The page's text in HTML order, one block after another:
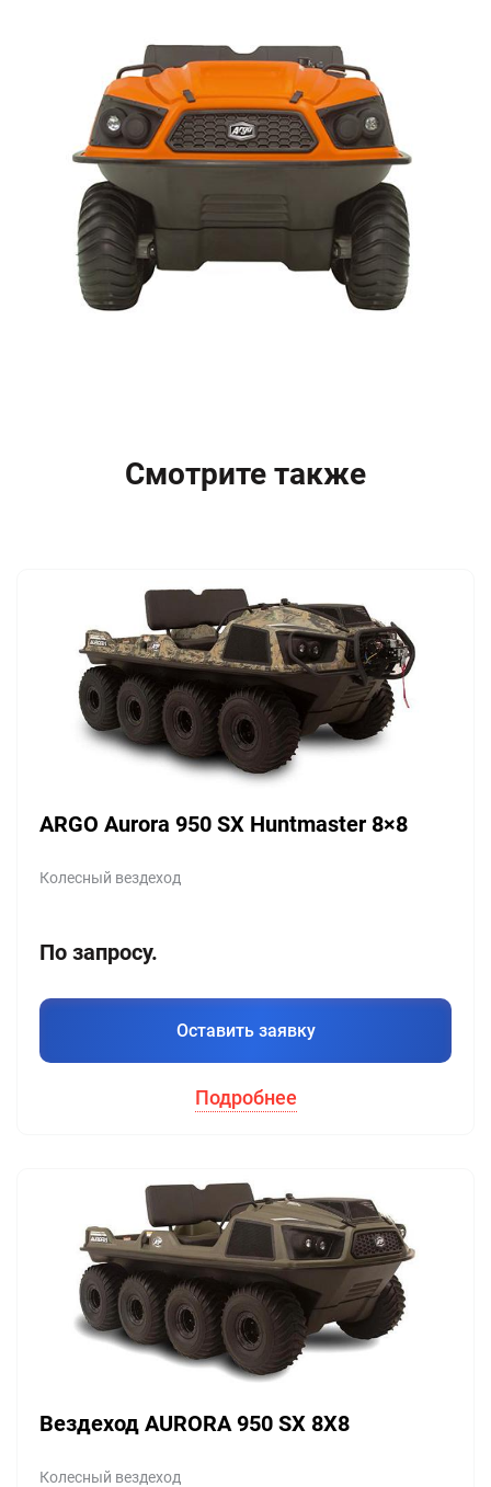
Смотрите также
ARGO Aurora 950 SX Huntmaster 8×8
Колесный вездеход
По запросу.
Оставить заявку
Подробнее
Вездеход AURORA 950 SX 8X8
Колесный вездеход